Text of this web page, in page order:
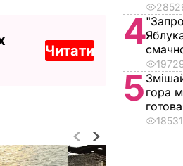
Читати 4
5 гора
18531